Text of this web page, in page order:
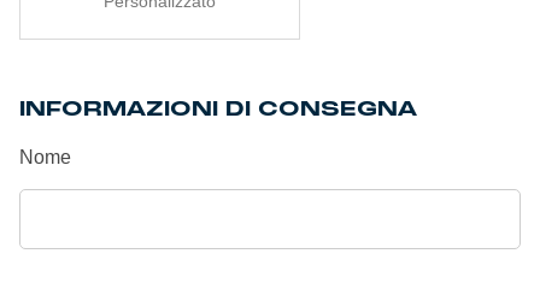
INFORMAZIONI DI CONSEGNA
Nome